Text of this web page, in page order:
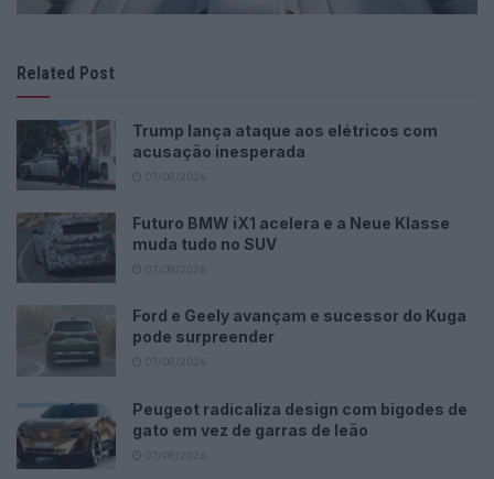
Related Post
Trump lança ataque aos elétricos com
acusação inesperada
Futuro BMW iX1 acelera e a Neue Klasse
muda tudo no SUV
Ford e Geely avançam e sucessor do Kuga
pode surpreender
Peugeot radicaliza design com bigodes de
gato em vez de garras de leão